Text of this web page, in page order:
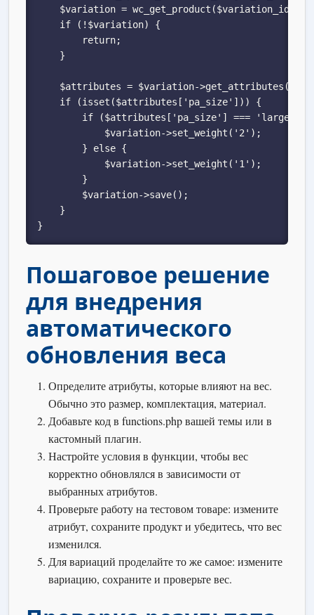
    $variation = wc_get_product($variation_id);
    if (!$variation) {
        return;
    }
    $attributes = $variation->get_attributes();
    if (isset($attributes['pa_size'])) {
        if ($attributes['pa_size'] === 'large') {
            $variation->set_weight('2');
        } else {
            $variation->set_weight('1');
        }
        $variation->save();
    }
}
Пошаговое решение
для внедрения
автоматического
обновления веса
Определите атрибуты, которые влияют на вес.
Обычно это размер, комплектация, материал.
Добавьте код в functions.php вашей темы или в
кастомный плагин.
Настройте условия в функции, чтобы вес
корректно обновлялся в зависимости от
выбранных атрибутов.
Проверьте работу на тестовом товаре: измените
атрибут, сохраните продукт и убедитесь, что вес
изменился.
Для вариаций проделайте то же самое: измените
вариацию, сохраните и проверьте вес.